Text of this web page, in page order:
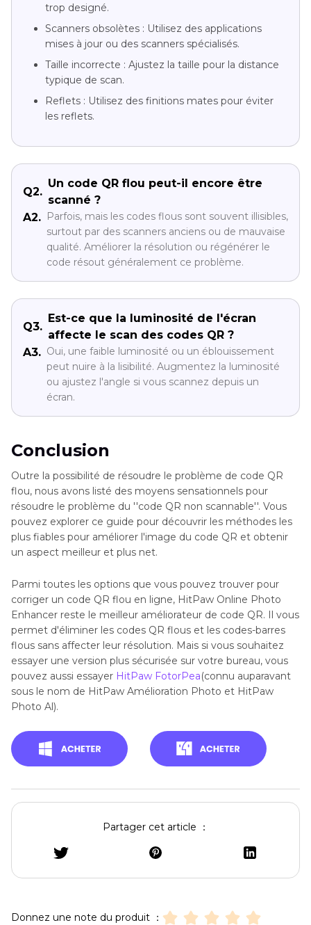
trop designé.
Scanners obsolètes : Utilisez des applications
mises à jour ou des scanners spécialisés.
Taille incorrecte : Ajustez la taille pour la distance
typique de scan.
Reflets : Utilisez des finitions mates pour éviter
les reflets.
Q2.
Un code QR flou peut-il encore être
scanné ?
A2. Parfois, mais les codes flous sont souvent illisibles,
surtout par des scanners anciens ou de mauvaise
qualité. Améliorer la résolution ou régénérer le
code résout généralement ce problème.
Q3.
Est-ce que la luminosité de l'écran
affecte le scan des codes QR ?
A3. Oui, une faible luminosité ou un éblouissement
peut nuire à la lisibilité. Augmentez la luminosité
ou ajustez l'angle si vous scannez depuis un
écran.
Conclusion
Outre la possibilité de résoudre le problème de code QR
flou, nous avons listé des moyens sensationnels pour
résoudre le problème du ''code QR non scannable''. Vous
pouvez explorer ce guide pour découvrir les méthodes les
plus fiables pour améliorer l'image du code QR et obtenir
un aspect meilleur et plus net.
Parmi toutes les options que vous pouvez trouver pour
corriger un code QR flou en ligne, HitPaw Online Photo
Enhancer reste le meilleur améliorateur de code QR. Il vous
permet d'éliminer les codes QR flous et les codes-barres
flous sans affecter leur résolution. Mais si vous souhaitez
essayer une version plus sécurisée sur votre bureau, vous
pouvez aussi essayer HitPaw FotorPea(connu auparavant
sous le nom de HitPaw Amélioration Photo et HitPaw
Photo Al).
Partager cet article ：
Donnez une note du produit ：